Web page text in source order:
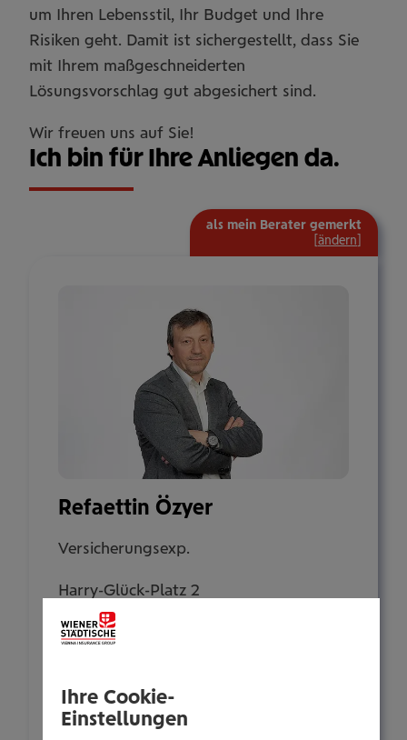
um Ihren Lebensstil, Ihr Budget und Ihre
Risiken geht. Damit ist sichergestellt, dass Sie
mit Ihrem maßgeschneiderten
Lösungsvorschlag gut abgesichert sind.
Wir freuen uns auf Sie!
Ich bin für Ihre Anliegen da.
Refaettin Özyer
Versicherungsexp.
Harry-Glück-Platz 2
1100 Wien
+435035050908
Mobil:
als mein Berater gemerkt
ändern
Ihre Cookie-
Einstellungen